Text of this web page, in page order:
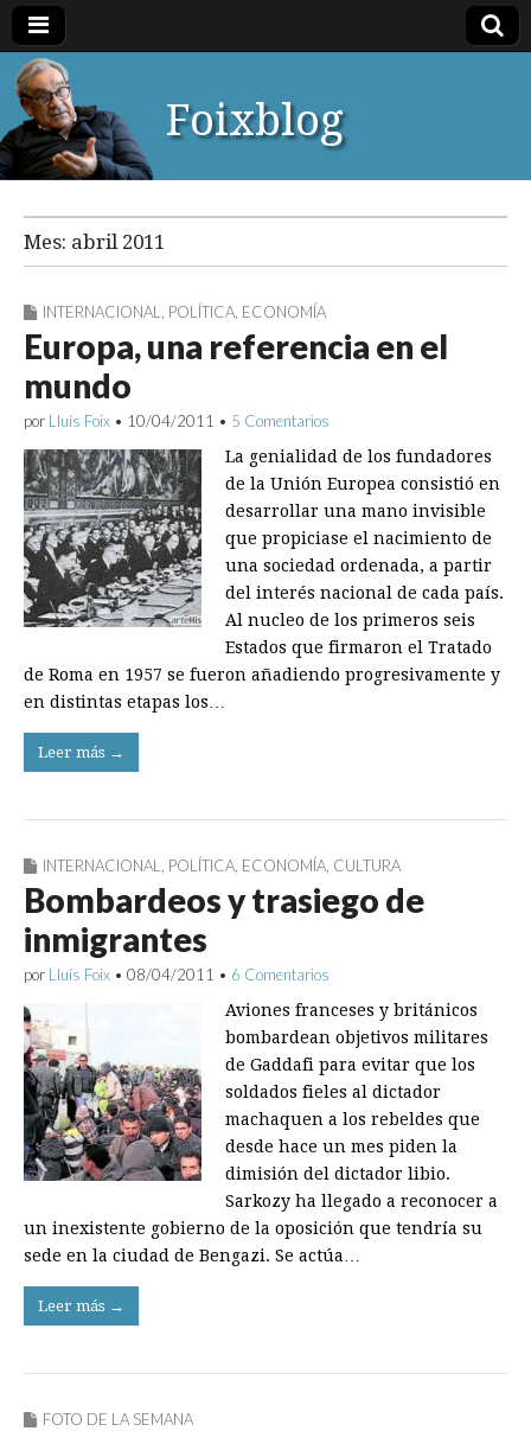
Foixblog
Mes: abril 2011
INTERNACIONAL POLÍTICA ECONOMÍA
Europa, una referencia en el
mundo
por Lluís Foix • 10/04/2011 • 5 Comentarios
La genialidad de los fundadores
de la Unión Europea consistió en
desarrollar una mano invisible
que propiciase el nacimiento de
una sociedad ordenada, a partir
del interés nacional de cada país.
Al nucleo de los primeros seis
Estados que firmaron el Tratado
de Roma en 1957 se fueron añadiendo progresivamente y
en distintas etapas los…
Leer más →
INTERNACIONAL POLÍTICA ECONOMÍA CULTURA
Bombardeos y trasiego de
inmigrantes
por Lluís Foix • 08/04/2011 • 6 Comentarios
Aviones franceses y británicos
bombardean objetivos militares
de Gaddafi para evitar que los
soldados fieles al dictador
machaquen a los rebeldes que
desde hace un mes piden la
dimisión del dictador libio.
Sarkozy ha llegado a reconocer a
un inexistente gobierno de la oposición que tendría su
sede en la ciudad de Bengazi. Se actúa…
Leer más →
FOTO DE LA SEMANA